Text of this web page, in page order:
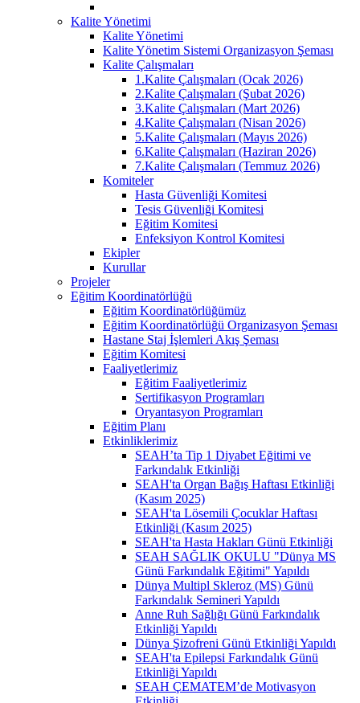
Kalite Yönetimi
Kalite Yönetimi
Kalite Yönetim Sistemi Organizasyon Şeması
Kalite Çalışmaları
1.Kalite Çalışmaları (Ocak 2026)
2.Kalite Çalışmaları (Şubat 2026)
3.Kalite Çalışmaları (Mart 2026)
4.Kalite Çalışmaları (Nisan 2026)
5.Kalite Çalışmaları (Mayıs 2026)
6.Kalite Çalışmaları (Haziran 2026)
7.Kalite Çalışmaları (Temmuz 2026)
Komiteler
Hasta Güvenliği Komitesi
Tesis Güvenliği Komitesi
Eğitim Komitesi
Enfeksiyon Kontrol Komitesi
Ekipler
Kurullar
Projeler
Eğitim Koordinatörlüğü
Eğitim Koordinatörlüğümüz
Eğitim Koordinatörlüğü Organizasyon Şeması
Hastane Staj İşlemleri Akış Şeması
Eğitim Komitesi
Faaliyetlerimiz
Eğitim Faaliyetlerimiz
Sertifikasyon Programları
Oryantasyon Programları
Eğitim Planı
Etkinliklerimiz
SEAH’ta Tip 1 Diyabet Eğitimi ve
Farkındalık Etkinliği
SEAH'ta Organ Bağış Haftası Etkinliği
(Kasım 2025)
SEAH'ta Lösemili Çocuklar Haftası
Etkinliği (Kasım 2025)
SEAH'ta Hasta Hakları Günü Etkinliği
SEAH SAĞLIK OKULU "Dünya MS
Günü Farkındalık Eğitimi" Yapıldı
Dünya Multipl Skleroz (MS) Günü
Farkındalık Semineri Yapıldı
Anne Ruh Sağlığı Günü Farkındalık
Etkinliği Yapıldı
Dünya Şizofreni Günü Etkinliği Yapıldı
SEAH'ta Epilepsi Farkındalık Günü
Etkinliği Yapıldı
SEAH ÇEMATEM’de Motivasyon